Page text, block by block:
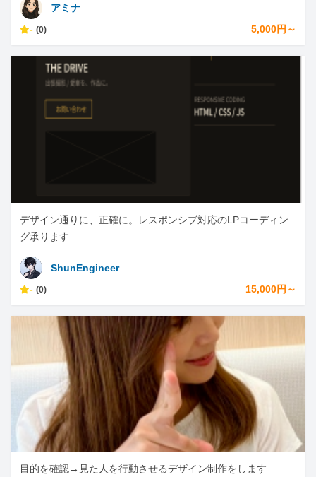
アミナ
- (0) 5,000円～
デザイン通りに、正確に。レスポンシブ対応のLPコーディン
グ承ります
ShunEngineer
- (0) 15,000円～
目的を確認→見た人を行動させるデザイン制作をします